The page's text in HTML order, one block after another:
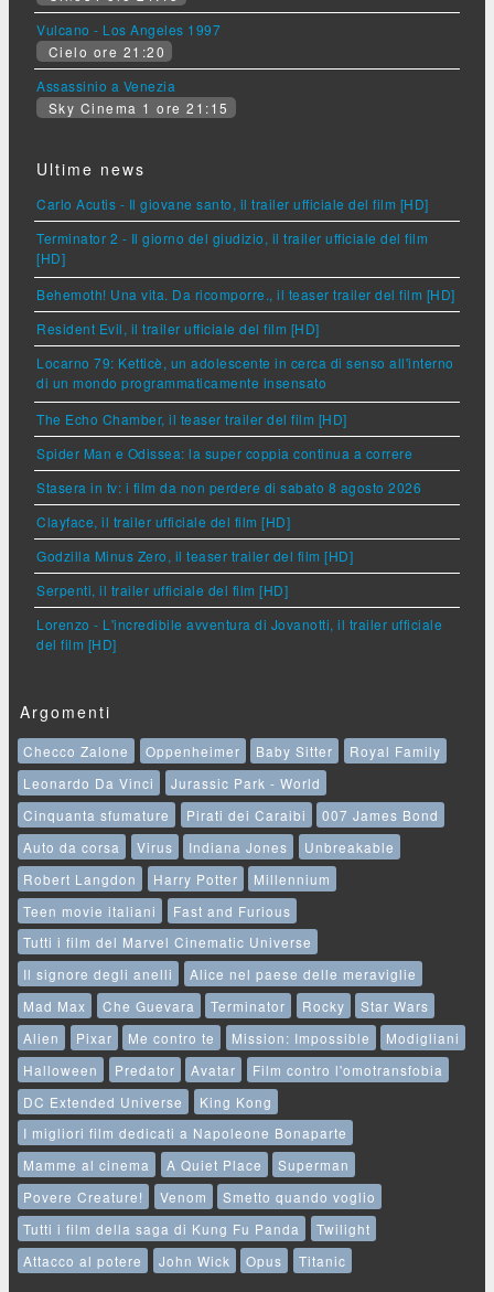
Vulcano - Los Angeles 1997
Cielo ore 21:20
Assassinio a Venezia
Sky Cinema 1 ore 21:15
Ultime news
Carlo Acutis - Il giovane santo, il trailer ufficiale del film [HD]
Terminator 2 - Il giorno del giudizio, il trailer ufficiale del film
[HD]
Behemoth! Una vita. Da ricomporre., il teaser trailer del film [HD]
Resident Evil, il trailer ufficiale del film [HD]
Locarno 79: Ketticè, un adolescente in cerca di senso all'interno
di un mondo programmaticamente insensato
The Echo Chamber, il teaser trailer del film [HD]
Spider Man e Odissea: la super coppia continua a correre
Stasera in tv: i film da non perdere di sabato 8 agosto 2026
Clayface, il trailer ufficiale del film [HD]
Godzilla Minus Zero, il teaser trailer del film [HD]
Serpenti, il trailer ufficiale del film [HD]
Lorenzo - L'incredibile avventura di Jovanotti, il trailer ufficiale
del film [HD]
Argomenti
Checco Zalone Oppenheimer Baby Sitter
Royal Family
Leonardo Da Vinci
Jurassic Park - World
Cinquanta sfumature
Pirati dei Caraibi
007 James Bond
Auto da corsa
Virus Indiana Jones
Unbreakable
Robert Langdon
Harry Potter
Millennium
Teen movie italiani
Fast and Furious
Tutti i film del Marvel Cinematic Universe
Il signore degli anelli
Alice nel paese delle meraviglie
Mad Max
Che Guevara Terminator Rocky
Star Wars
Alien
Pixar Me contro te Mission: Impossible
Modigliani
Halloween
Predator Avatar
Film contro l'omotransfobia
DC Extended Universe
King Kong
I migliori film dedicati a Napoleone Bonaparte
Mamme al cinema
A Quiet Place
Superman
Povere Creature!
Venom
Smetto quando voglio
Tutti i film della saga di Kung Fu Panda
Twilight
Attacco al potere
John Wick Opus Titanic